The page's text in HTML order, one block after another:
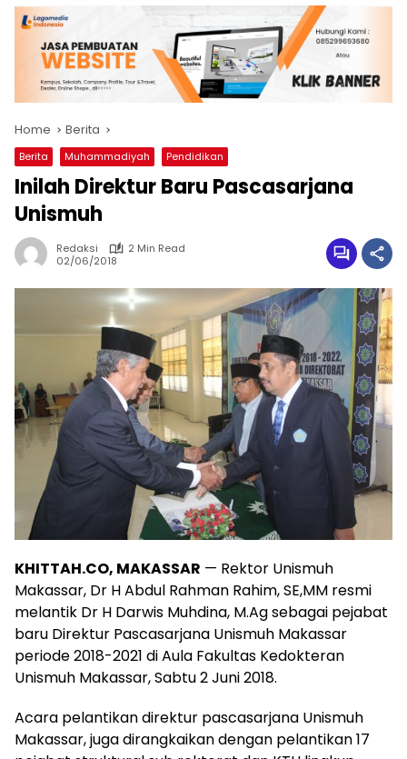
Home Berita
Berita Muhammadiyah Pendidikan
Inilah Direktur Baru Pascasarjana
Unismuh
Redaksi
2 Min Read
02/06/2018
KHITTAH.CO, MAKASSAR — Rektor Unismuh
Makassar, Dr H Abdul Rahman Rahim, SE,MM resmi
melantik Dr H Darwis Muhdina, M.Ag sebagai pejabat
baru Direktur Pascasarjana Unismuh Makassar
periode 2018-2021 di Aula Fakultas Kedokteran
Unismuh Makassar, Sabtu 2 Juni 2018.
Acara pelantikan direktur pascasarjana Unismuh
Makassar, juga dirangkaikan dengan pelantikan 17